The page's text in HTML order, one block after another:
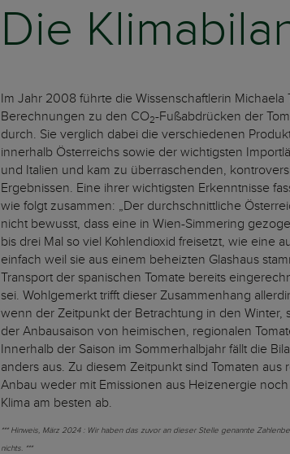
Die
Im Jahr 2008 führte die Wissenschaftlerin Michaela
Berechnungen zu den CO2-Fußabdrücken der
durch. Sie verglich dabei die verschiedenen
innerhalb Österreichs sowie der wichtigsten
und Italien und kam zu überraschenden,
Ergebnissen. Eine ihrer wichtigsten Erkenntnisse
wie folgt zusammen: „Der durchschnittliche
nicht bewusst, dass eine in Wien-Simmering
bis drei Mal so viel Kohlendioxid freisetzt, wie eine
einfach weil sie aus einem beheizten Glashaus
Transport der spanischen Tomate bereits
sei. Wohlgemerkt trifft dieser Zusammenhang
wenn der Zeitpunkt der Betrachtung in den Winter,
der Anbausaison von heimischen, regionalen
Innerhalb der Saison im Sommerhalbjahr fällt die
anders aus. Zu diesem Zeitpunkt sind Tomaten aus
Anbau weder mit Emissionen aus Heizenergie
Klima am besten ab.
*** Hinweis, März 2024 : Wir haben das zuvor an dieser Stelle genannte
nichts. ***